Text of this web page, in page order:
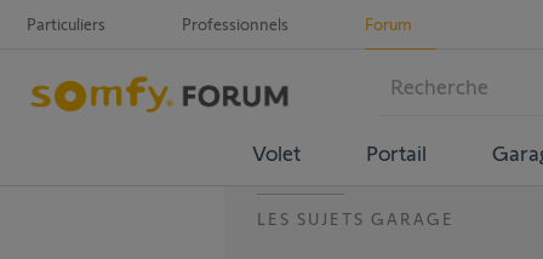
Particuliers Professionnels Forum
Volet Portail
LES SUJETS GARAGE